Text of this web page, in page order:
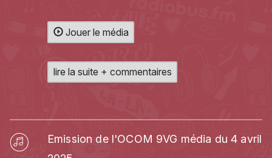
Jouer le média
lire la suite + commentaires
Emission de l'OCOM 9VG média du 4 avril